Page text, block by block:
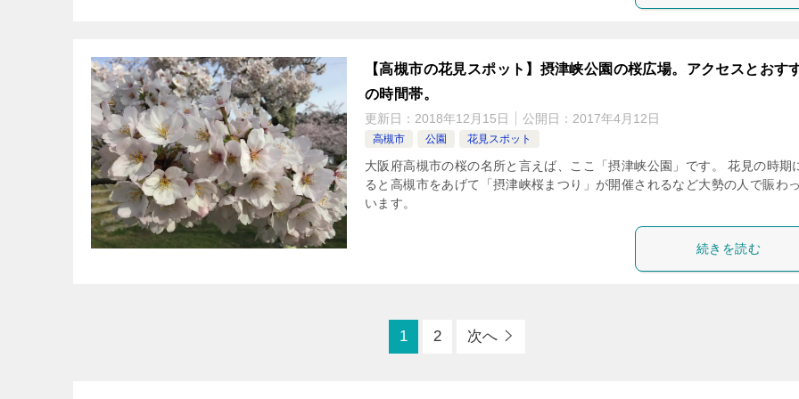
【高槻市の花見スポット】摂津峡公園の桜広場。アクセスとおす
の時間帯。
更新日： 2018年12月15日 公開日： 2017年4月12日
高槻市 公園 花見スポット
大阪府高槻市の桜の名所と言えば、ここ「摂津峡公園」です。 花見の時期
ると高槻市をあげて「摂津峡桜まつり」が開催されるなど大勢の人で賑わ
います。
続きを読む
1 2 次へ